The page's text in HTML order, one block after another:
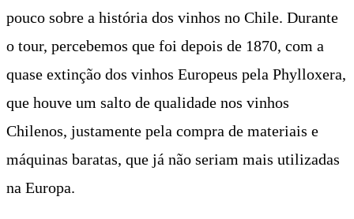
pouco sobre a história dos vinhos no Chile. Durante
o tour, percebemos que foi depois de 1870, com a
quase extinção dos vinhos Europeus pela Phylloxera,
que houve um salto de qualidade nos vinhos
Chilenos, justamente pela compra de materiais e
máquinas baratas, que já não seriam mais utilizadas
na Europa.